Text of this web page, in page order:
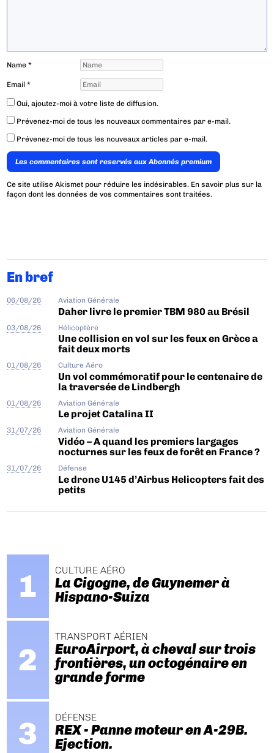
Name*
Email*
Oui, ajoutez-moi à votre liste de diffusion.
Prévenez-moi de tous les nouveaux commentaires par e-mail.
Prévenez-moi de tous les nouveaux articles par e-mail.
Les commentaires sont reservés aux Abonnés premium
Ce site utilise Akismet pour réduire les indésirables. En savoir plus sur la
façon dont les données de vos commentaires sont traitées.
En bref
06/08/26 Aviation Générale
Daher livre le premier TBM 980 au Brésil
03/08/26 Hélicoptère
Une collision en vol sur les feux en Grèce a
fait deux morts
01/08/26 Culture Aéro
Un vol commémoratif pour le centenaire de
la traversée de Lindbergh
01/08/26 Aviation Générale
Le projet Catalina II
31/07/26 Aviation Générale
Vidéo – A quand les premiers largages
nocturnes sur les feux de forêt en France ?
31/07/26 Défense
Le drone U145 d’Airbus Helicopters fait des
petits
CULTURE AÉRO
La Cigogne, de Guynemer à
Hispano-Suiza
TRANSPORT AÉRIEN
EuroAirport, à cheval sur trois
frontières, un octogénaire en
grande forme
DÉFENSE
REX - Panne moteur en A-29B.
Ejection.